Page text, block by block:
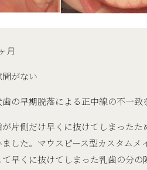
月
がない
の早期脱落による正中線の不一致
片側だけ早くに抜けてしまった
した。マウスピース型カスタム
早くに抜けてしまった乳歯の分の